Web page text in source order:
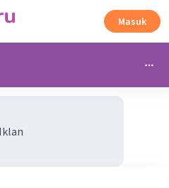
Masuk
Iklan